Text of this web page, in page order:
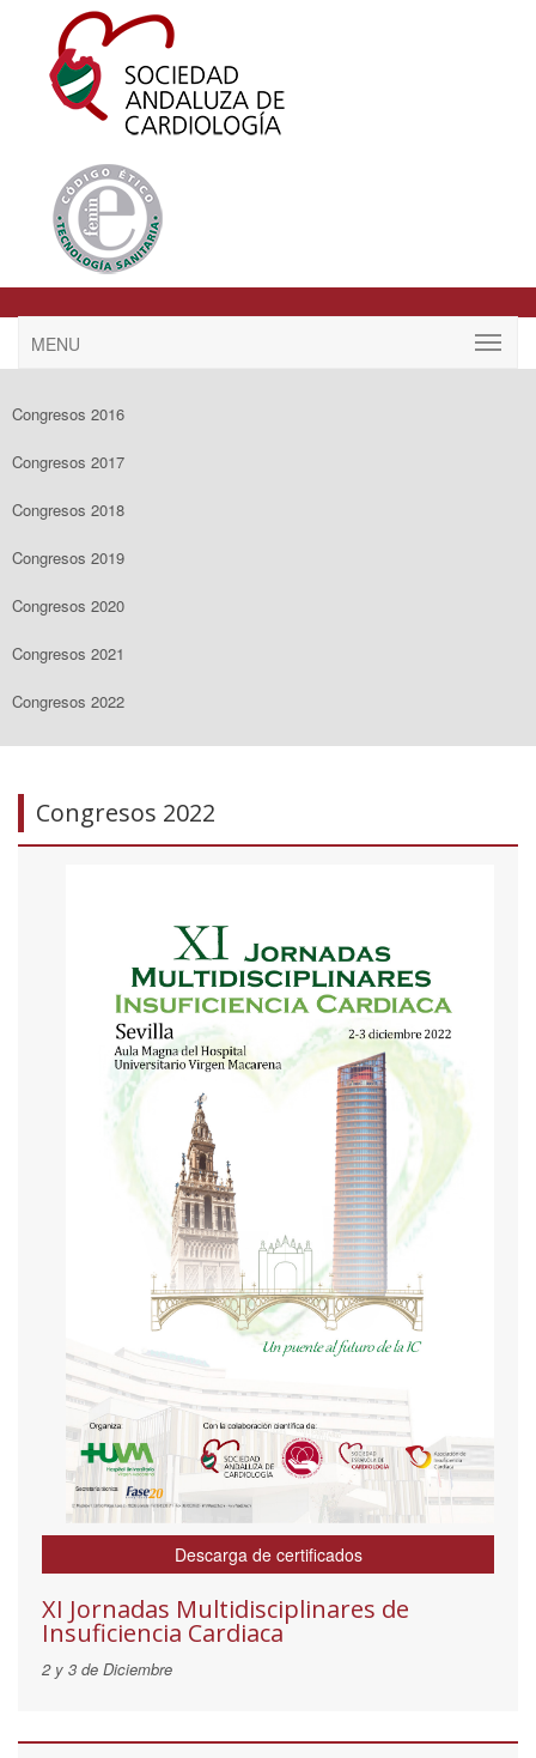
MENU
Congresos 2016
Congresos 2017
Congresos 2018
Congresos 2019
Congresos 2020
Congresos 2021
Congresos 2022
Congresos 2022
Descarga de certificados
XI Jornadas Multidisciplinares de
Insuficiencia Cardiaca
2 y 3 de Diciembre